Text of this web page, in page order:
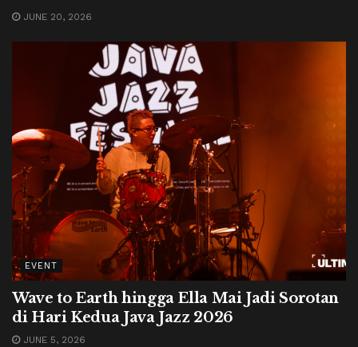
JUNE 20, 2026
EVENT
Wave to Earth hingga Ella Mai Jadi Sorotan
di Hari Kedua Java Jazz 2026
JUNE 5, 2026